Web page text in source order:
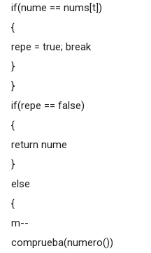
if(nume == nums[t])
{
repe = true; break
}
}
if(repe == false)
{
return nume
}
else
{
m--
comprueba(numero())